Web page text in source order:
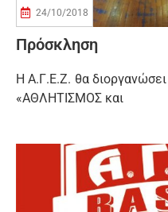
24/10/2018
Πρόσκληση
Η Α.Γ.Ε.Ζ. θα
«ΑΘΛΗΤΙΣΜΟΣ και